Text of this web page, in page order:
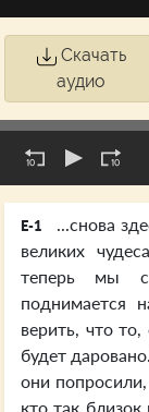
Скачать
аудио
E-1
...снова
великих
теперь мы
поднимается
верить, что
будет
они
кто так